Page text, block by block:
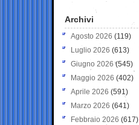
Archivi
Agosto 2026 (119)
Luglio 2026 (613)
Giugno 2026 (545)
Maggio 2026 (402)
Aprile 2026 (591)
Marzo 2026 (641)
Febbraio 2026 (617)